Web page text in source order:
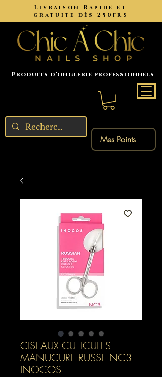
Livraison Rapide et
gratuite dès 250frs
Produits d'onglerie professionnels
Mes Points
CISEAUX CUTICULES
MANUCURE RUSSE NC3
INOCOS